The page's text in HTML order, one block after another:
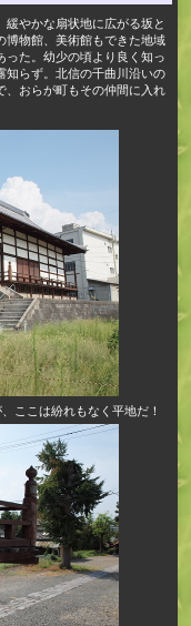
やかな扇状地に広がる坂と
博物館、美術館もできた地域
った。幼少の頃より良く知っ
知らず。北信の千曲川沿いの
、おらが町もその仲間に入れ
ここは紛れもなく平地だ！